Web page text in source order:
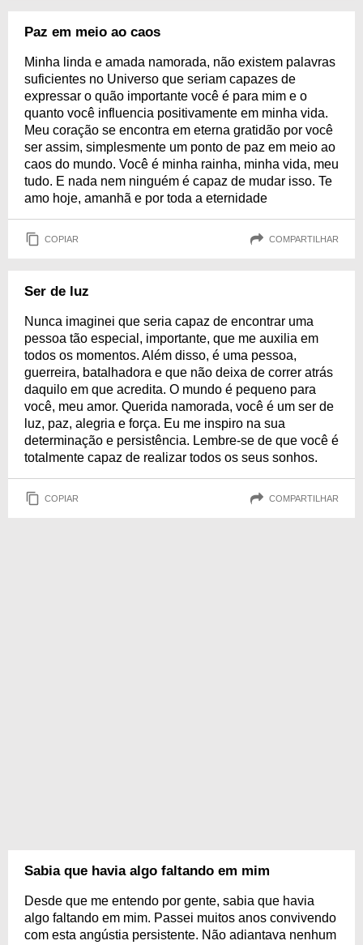
Paz em meio ao caos
Minha linda e amada namorada, não existem palavras
suficientes no Universo que seriam capazes de
expressar o quão importante você é para mim e o
quanto você influencia positivamente em minha vida.
Meu coração se encontra em eterna gratidão por você
ser assim, simplesmente um ponto de paz em meio ao
caos do mundo. Você é minha rainha, minha vida, meu
tudo. E nada nem ninguém é capaz de mudar isso. Te
amo hoje, amanhã e por toda a eternidade
COPIAR COMPARTILHAR
Ser de luz
Nunca imaginei que seria capaz de encontrar uma
pessoa tão especial, importante, que me auxilia em
todos os momentos. Além disso, é uma pessoa,
guerreira, batalhadora e que não deixa de correr atrás
daquilo em que acredita. O mundo é pequeno para
você, meu amor. Querida namorada, você é um ser de
luz, paz, alegria e força. Eu me inspiro na sua
determinação e persistência. Lembre-se de que você é
totalmente capaz de realizar todos os seus sonhos.
COPIAR COMPARTILHAR
Sabia que havia algo faltando em mim
Desde que me entendo por gente, sabia que havia
algo faltando em mim. Passei muitos anos convivendo
com esta angústia persistente. Não adiantava nenhum